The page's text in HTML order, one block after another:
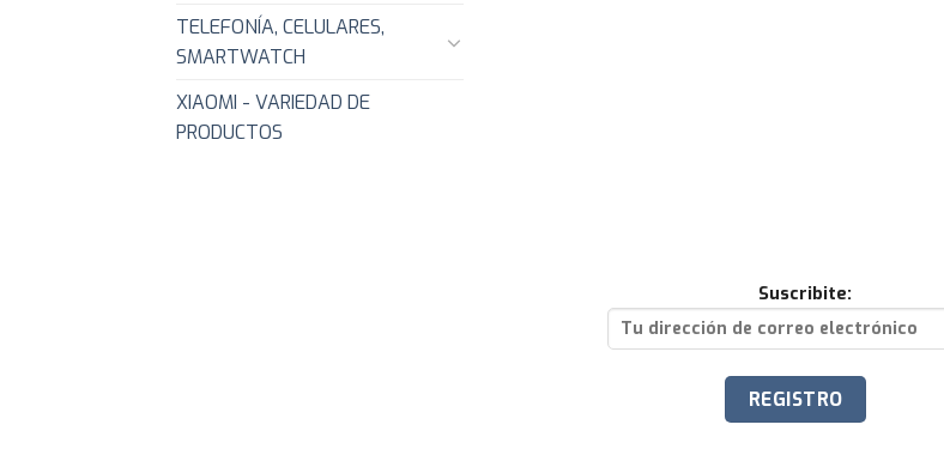
TELEFONÍA, CELULARES,
SMARTWATCH
XIAOMI - VARIEDAD DE
PRODUCTOS
Suscribite: